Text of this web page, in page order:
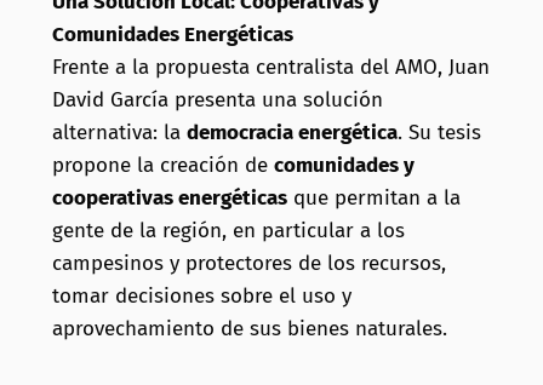
Comunidades Energéticas
Frente a la propuesta centralista del AMO, Juan
David García presenta una solución
alternativa: la democracia energética. Su tesis
propone la creación de comunidades y
cooperativas energéticasque permitan a la
gente de la región, en particular a los
campesinos y protectores de los recursos,
tomar decisiones sobre el uso y
aprovechamiento de sus bienes naturales.